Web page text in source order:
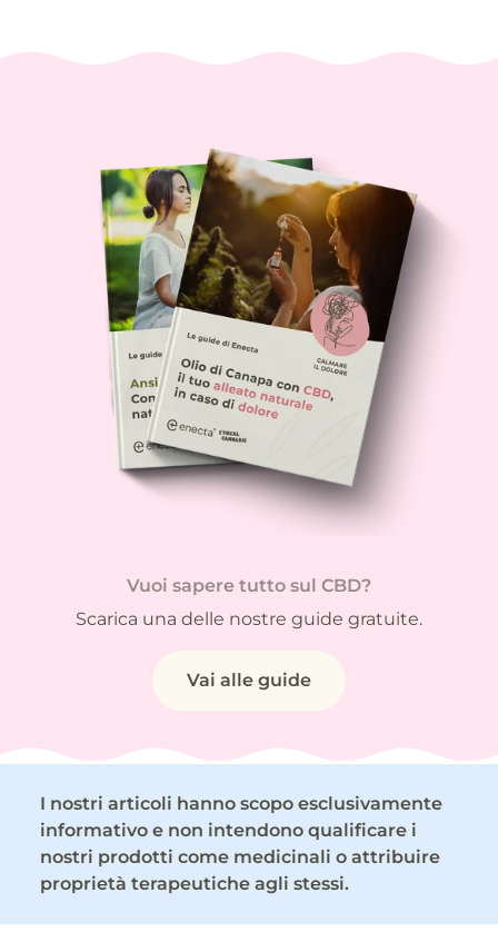
Vuoi sapere tutto sul CBD?
Scarica una delle nostre guide gratuite.
Vai alle guide
I nostri articoli hanno scopo esclusivamente
informativo e non intendono qualificare i
nostri prodotti come medicinali o attribuire
proprietà terapeutiche agli stessi.